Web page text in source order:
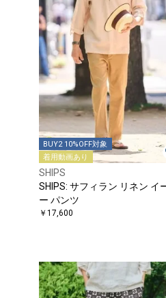
BUY2 10%OFF対象
着用動画あり
SHIPS
SHIPS: サフィラン リネン イ
ー パンツ
￥17,600